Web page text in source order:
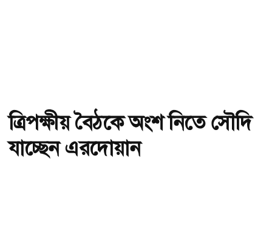
ত্রিপক্ষীয় বৈঠকে অংশ নিতে সৌদি
যাচ্ছেন এরদোয়ান